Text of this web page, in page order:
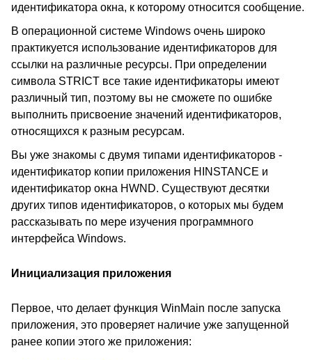
идентификатора окна, к которому относится сообщение.
В операционной системе Windows очень широко
практикуется использование идентификаторов для
ссылки на различные ресурсы. При определении
символа STRICT все такие идентификаторы имеют
различный тип, поэтому вы не сможете по ошибке
выполнить присвоение значений идентификаторов,
относящихся к разным ресурсам.
Вы уже знакомы с двумя типами идентификаторов -
идентификатор копии приложения HINSTANCE и
идентификатор окна HWND. Существуют десятки
других типов идентификаторов, о которых мы будем
рассказывать по мере изучения программного
интерфейса Windows.
Инициализация приложения
Первое, что делает функция WinMain после запуска
приложения, это проверяет наличие уже запущенной
ранее копии этого же приложения: